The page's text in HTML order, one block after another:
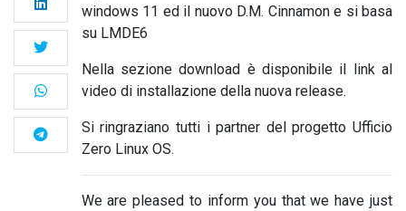
windows 11 ed il nuovo D.M. Cinnamon e si basa
su LMDE6
Nella sezione download è disponibile il link al
video di installazione della nuova release.
Si ringraziano tutti i partner del progetto Ufficio
Zero Linux OS.
We are pleased to inform you that we have just